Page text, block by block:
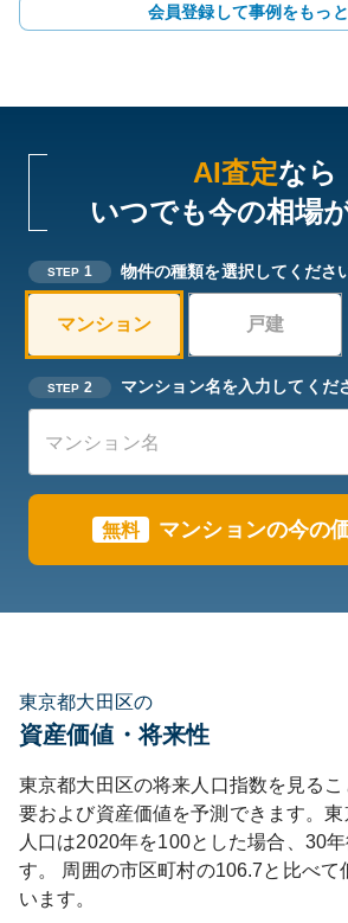
会員登録して事例をもっ
AI査定なら
いつでも今の相場
STEP 1 物件の種類を選択してくださ
マンション 戸建
STEP 2 マンション名を入力してくだ
無料 マンションの今の
東京都大田区の
資産価値・将来性
東京都大田区の将来人口指数を見る
要および資産価値を予測できます。東
人口は2020年を100とした場合、30年
す。
周囲の市区町村の106.7と比べて
います。